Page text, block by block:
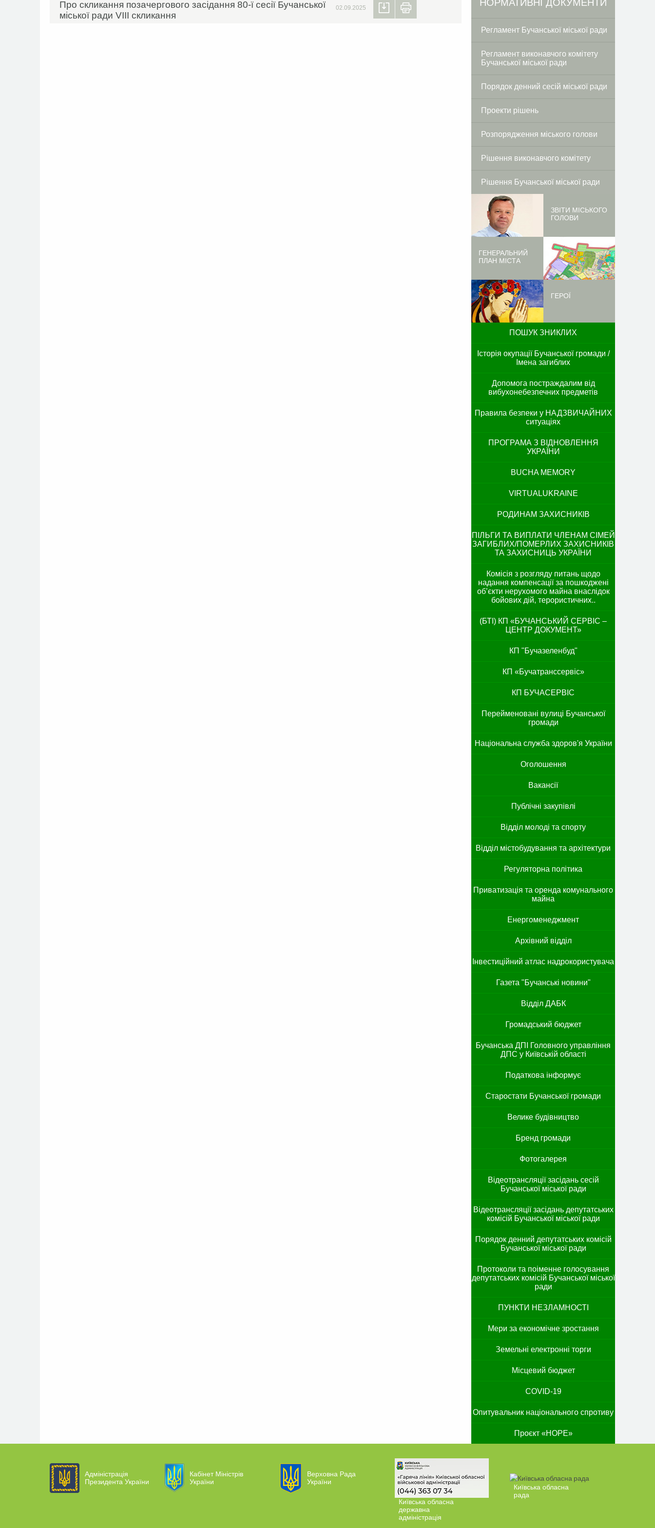
Про скликання позачергового засідання 80-ї сесії Бучанської
міської ради VIIІ скликання
02.09.2025 Facebook
Twitter
НОРМАТИВНІ ДОКУМЕНТИ
Регламент Бучанської міської ради
Регламент виконавчого комітету
Бучанської міської ради
Порядок денний сесій міської ради
Проекти рішень
Розпорядження міського голови
Рішення виконавчого комітету
Рішення Бучанської міської ради
ЗВІТИ МІСЬКОГО
ГОЛОВИ
ГЕНЕРАЛЬНИЙ
ПЛАН МІСТА
ГЕРОЇ
ПОШУК ЗНИКЛИХ
Історія окупації Бучанської громади /
Імена загиблих
Допомога постраждалим від
вибухонебезпечних предметів
Правила безпеки у НАДЗВИЧАЙНИХ
ситуаціях
ПРОГРАМА З ВІДНОВЛЕННЯ
УКРАЇНИ
BUCHA MEMORY
VIRTUALUKRAINE
РОДИНАМ ЗАХИСНИКІВ
ПІЛЬГИ ТА ВИПЛАТИ ЧЛЕНАМ СІМЕЙ
ЗАГИБЛИХ/ПОМЕРЛИХ ЗАХИСНИКІВ
ТА ЗАХИСНИЦЬ УКРАЇНИ
Комісія з розгляду питань щодо
надання компенсації за пошкоджені
об’єкти нерухомого майна внаслідок
бойових дій, терористичних..
(БТІ) КП «БУЧАНСЬКИЙ СЕРВІС –
ЦЕНТР ДОКУМЕНТ»
КП "Бучазеленбуд"
КП «Бучатранссервіс»
КП БУЧАСЕРВІС
Перейменовані вулиці Бучанської
громади
Національна служба здоров'я України
Оголошення
Вакансії
Публічні закупівлі
Відділ молоді та спорту
Відділ містобудування та архітектури
Регуляторна політика
Приватизація та оренда комунального
майна
Енергоменеджмент
Архівний відділ
Інвестиційний атлас надрокористувача
Газета "Бучанські новини"
Відділ ДАБК
Громадський бюджет
Бучанська ДПІ Головного управління
ДПС у Київській області
Податкова інформує
Старостати Бучанської громади
Велике будівництво
Бренд громади
Фотогалерея
Відеотрансляції засідань сесій
Бучанської міської ради
Відеотрансляції засідань депутатських
комісій Бучанської міської ради
Порядок денний депутатських комісій
Бучанської міської ради
Протоколи та поіменне голосування
депутатських комісій Бучанської міської
ради
ПУНКТИ НЕЗЛАМНОСТІ
Мери за економічне зростання
Земельні електронні торги
Місцевий бюджет
COVID-19
Опитувальник національного спротиву
Проєкт «HOPE»
Адміністрація
Президента України
Кабінет Міністрів
України
Верховна Рада
України
Київська обласна
державна
адміністрація
Київська обласна
рада